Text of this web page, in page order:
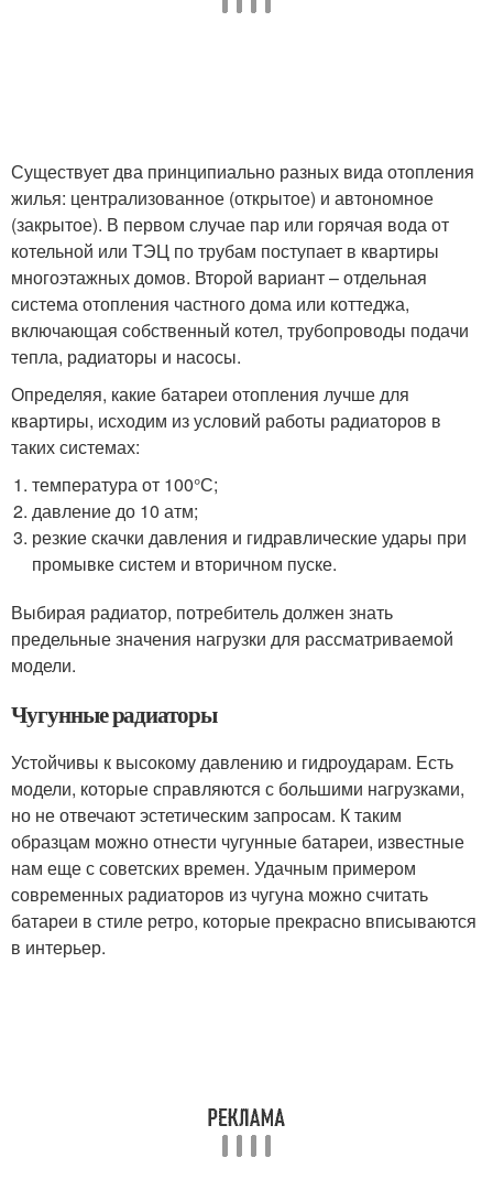
Существует два принципиально разных вида отопления
жилья: централизованное (открытое) и автономное
(закрытое). В первом случае пар или горячая вода от
котельной или ТЭЦ по трубам поступает в квартиры
многоэтажных домов. Второй вариант – отдельная
система отопления частного дома или коттеджа,
включающая собственный котел, трубопроводы подачи
тепла, радиаторы и насосы.
Определяя, какие батареи отопления лучше для
квартиры, исходим из условий работы радиаторов в
таких системах:
температура от 100°С;
давление до 10 атм;
резкие скачки давления и гидравлические удары при
промывке систем и вторичном пуске.
Выбирая радиатор, потребитель должен знать
предельные значения нагрузки для рассматриваемой
модели.
Чугунные радиаторы
Устойчивы к высокому давлению и гидроударам. Есть
модели, которые справляются с большими нагрузками,
но не отвечают эстетическим запросам. К таким
образцам можно отнести чугунные батареи, известные
нам еще с советских времен. Удачным примером
современных радиаторов из чугуна можно считать
батареи в стиле ретро, которые прекрасно вписываются
в интерьер.